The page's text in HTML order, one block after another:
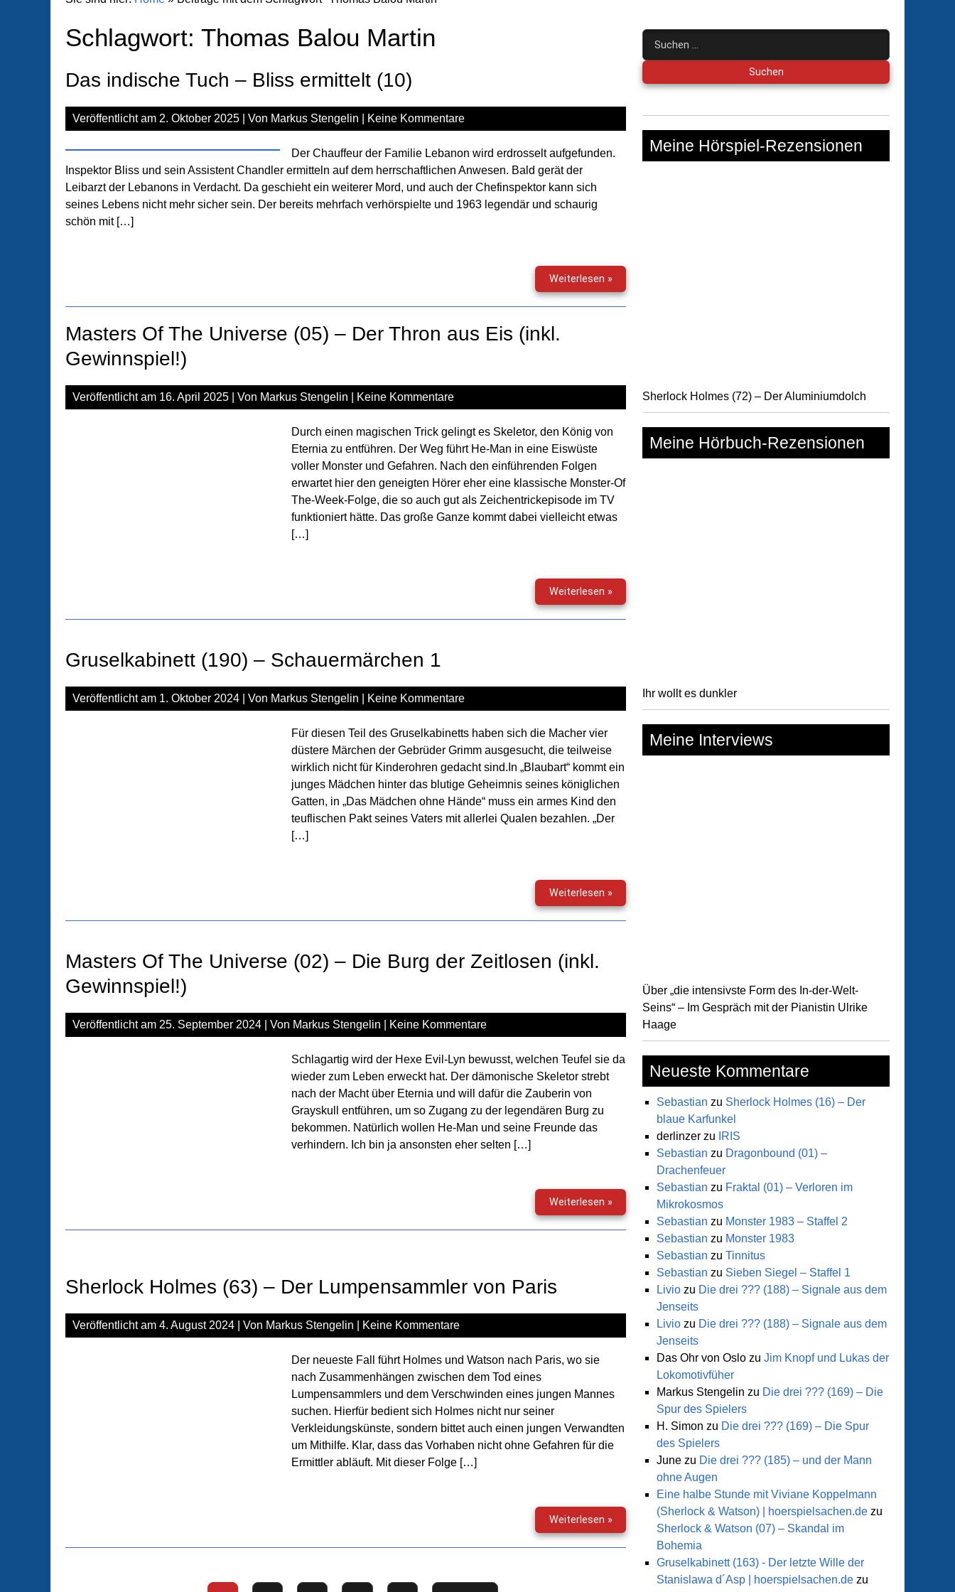
Schlagwort: Thomas Balou Martin
Das indische Tuch – Bliss ermittelt (10)
Veröffentlicht am 2. Oktober 2025 | Von Markus Stengelin Keine Kommentare
Der Chauffeur der Familie Lebanon wird erdrosselt aufgefunden.
Inspektor Bliss und sein Assistent Chandler ermitteln auf dem herrschaftlichen Anwesen. Bald gerät der
Leibarzt der Lebanons in Verdacht. Da geschieht ein weiterer Mord, und auch der Chefinspektor kann sich
seines Lebens nicht mehr sicher sein. Der bereits mehrfach verhörspielte und 1963 legendär und schaurig
schön mit […]
Weiterlesen »Das
indische
Tuch
Masters Of The Universe (05) – Der Thron aus Eis (inkl.
Gewinnspiel!)
Veröffentlicht am 16. April 2025 | Von Markus Stengelin Keine Kommentare
Durch einen magischen Trick gelingt es Skeletor, den König von
Eternia zu entführen. Der Weg führt He-Man in eine Eiswüste
voller Monster und Gefahren. Nach den einführenden Folgen
erwartet hier den geneigten Hörer eher eine klassische Monster-Of
The-Week-Folge, die so auch gut als Zeichentrickepisode im TV
funktioniert hätte. Das große Ganze kommt dabei vielleicht etwas
[…]
Weiterlesen »Masters
Of
The
aus
Gewinnspiel!)
Gruselkabinett (190) – Schauermärchen 1
Veröffentlicht am 1. Oktober 2024 | Von Markus Stengelin Keine Kommentare
Für diesen Teil des Gruselkabinetts haben sich die Macher vier
düstere Märchen der Gebrüder Grimm ausgesucht, die teilweise
wirklich nicht für Kinderohren gedacht sind.In „Blaubart“ kommt ein
junges Mädchen hinter das blutige Geheimnis seines königlichen
Gatten, in „Das Mädchen ohne Hände“ muss ein armes Kind den
teuflischen Pakt seines Vaters mit allerlei Qualen bezahlen. „Der
[…]
Weiterlesen »Gruselkabinett
(190)
–
Masters Of The Universe (02) – Die Burg der Zeitlosen (inkl.
Gewinnspiel!)
Veröffentlicht am 25. September 2024 | Von Markus Stengelin Keine Kommentare
Schlagartig wird der Hexe Evil-Lyn bewusst, welchen Teufel sie da
wieder zum Leben erweckt hat. Der dämonische Skeletor strebt
nach der Macht über Eternia und will dafür die Zauberin von
Grayskull entführen, um so Zugang zu der legendären Burg zu
bekommen. Natürlich wollen He-Man und seine Freunde das
verhindern. Ich bin ja ansonsten eher selten […]
Weiterlesen »Masters
Of
The
Zeitlosen
Gewinnspiel!)
Sherlock Holmes (63) – Der Lumpensammler von Paris
Veröffentlicht am 4. August 2024 | Von Markus Stengelin Keine Kommentare
Der neueste Fall führt Holmes und Watson nach Paris, wo sie
nach Zusammenhängen zwischen dem Tod eines
Lumpensammlers und dem Verschwinden eines jungen Mannes
suchen. Hierfür bedient sich Holmes nicht nur seiner
Verkleidungskünste, sondern bittet auch einen jungen Verwandten
um Mithilfe. Klar, dass das Vorhaben nicht ohne Gefahren für die
Ermittler abläuft. Mit dieser Folge […]
Weiterlesen »Sherlock
Holmes
(63)
Suchen
nach:
Meine Hörspiel-Rezensionen
Sherlock Holmes (72) – Der Aluminiumdolch
Meine Hörbuch-Rezensionen
Ihr wollt es dunkler
Meine Interviews
Über „die intensivste Form des In-der-Welt-
Seins“ – Im Gespräch mit der Pianistin Ulrike
Haage
Neueste Kommentare
Sebastian zu Sherlock Holmes (16) – Der
blaue Karfunkel
derlinzer zu
IRIS
Sebastian zu Dragonbound (01) –
Drachenfeuer
Sebastian zu Fraktal (01) – Verloren im
Mikrokosmos
Sebastian zu Monster 1983 – Staffel 2
Sebastian zu Monster 1983
Sebastian zu Tinnitus
Sebastian zu Sieben Siegel – Staffel 1
Livio zu Die drei ??? (188) – Signale aus dem
Jenseits
Livio zu Die drei ??? (188) – Signale aus dem
Jenseits
Das Ohr von Oslo zu Jim Knopf und Lukas der
Lokomotivfüher
Markus Stengelin zu Die drei ??? (169) – Die
Spur des Spielers
H. Simon zu Die drei ??? (169) – Die Spur
des Spielers
June zu Die drei ??? (185) – und der Mann
ohne Augen
Eine halbe Stunde mit Viviane Koppelmann
(Sherlock & Watson) | hoerspielsachen.de zu
Sherlock & Watson (07) – Skandal im
Bohemia
Gruselkabinett (163) - Der letzte Wille der
Stanislawa d´Asp | hoerspielsachen.de zu